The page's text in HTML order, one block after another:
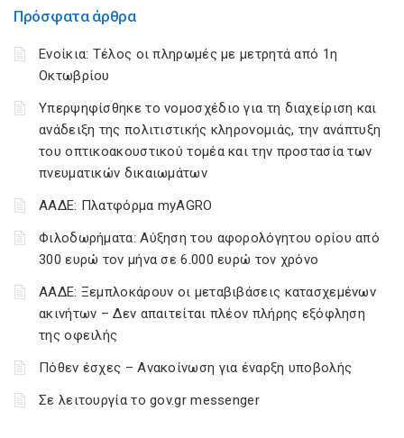
Πρόσφατα άρθρα
Ενοίκια: Τέλος οι πληρωμές με μετρητά από 1η
Οκτωβρίου
Υπερψηφίσθηκε το νομοσχέδιο για τη διαχείριση και
ανάδειξη της πολιτιστικής κληρονομιάς, την ανάπτυξη
του οπτικοακουστικού τομέα και την προστασία των
πνευματικών δικαιωμάτων
ΑΑΔΕ: Πλατφόρμα myAGRO
Φιλοδωρήματα: Αύξηση του αφορολόγητου ορίου από
300 ευρώ τον μήνα σε 6.000 ευρώ τον χρόνο
ΑΑΔΕ: Ξεμπλοκάρουν οι μεταβιβάσεις κατασχεμένων
ακινήτων – Δεν απαιτείται πλέον πλήρης εξόφληση
της οφειλής
Πόθεν έσχες – Ανακοίνωση για έναρξη υποβολής
Σε λειτουργία το gov.gr messenger